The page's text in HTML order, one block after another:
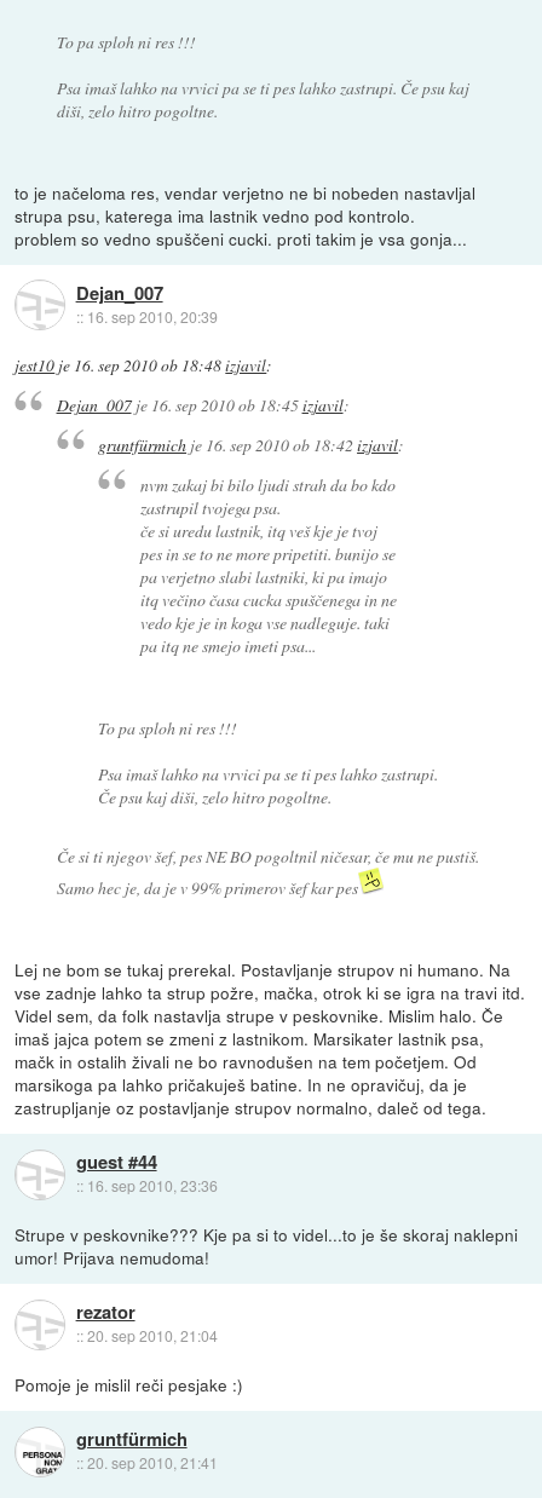
To pa sploh ni res !!!
Psa imaš lahko na vrvici pa se ti pes lahko zastrupi. Če psu kaj
diši, zelo hitro pogoltne.
to je načeloma res, vendar verjetno ne bi nobeden nastavljal
strupa psu, katerega ima lastnik vedno pod kontrolo.
problem so vedno spuščeni cucki. proti takim je vsa gonja...
Dejan_007
:: 16. sep 2010, 20:39
jest10 je 16. sep 2010 ob 18:48izjavil:
Dejan_007je 16. sep 2010 ob 18:45izjavil:
gruntfürmich je 16. sep 2010 ob 18:42izjavil:
nvm zakaj bi bilo ljudi strah da bo kdo
zastrupil tvojega psa.
če si uredu lastnik, itq veš kje je tvoj
pes in se to ne more pripetiti. bunijo se
pa verjetno slabi lastniki, ki pa imajo
itq večino časa cucka spuščenega in ne
vedo kje je in koga vse nadleguje. taki
pa itq ne smejo imeti psa...
To pa sploh ni res !!!
Psa imaš lahko na vrvici pa se ti pes lahko zastrupi.
Če psu kaj diši, zelo hitro pogoltne.
Če si ti njegov šef, pes NE BO pogoltnil ničesar, če mu ne pustiš.
Samo hec je, da je v 99% primerov šef kar pes
Lej ne bom se tukaj prerekal. Postavljanje strupov ni humano. Na
vse zadnje lahko ta strup požre, mačka, otrok ki se igra na travi itd.
Videl sem, da folk nastavlja strupe v peskovnike. Mislim halo. Če
imaš jajca potem se zmeni z lastnikom. Marsikater lastnik psa,
mačk in ostalih živali ne bo ravnodušen na tem početjem. Od
marsikoga pa lahko pričakuješ batine. In ne opravičuj, da je
zastrupljanje oz postavljanje strupov normalno, daleč od tega.
guest #44
:: 16. sep 2010, 23:36
Strupe v peskovnike??? Kje pa si to videl...to je še skoraj naklepni
umor! Prijava nemudoma!
rezator
::20. sep 2010, 21:04
Pomoje je mislil reči pesjake :)
gruntfürmich
::20. sep 2010, 21:41